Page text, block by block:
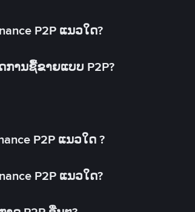
P2P ແນວໃດ?
ານຊື້ຂາຍແບບ P2P?
P2P ແນວໃດ ?
P2P ແນວໃດ?